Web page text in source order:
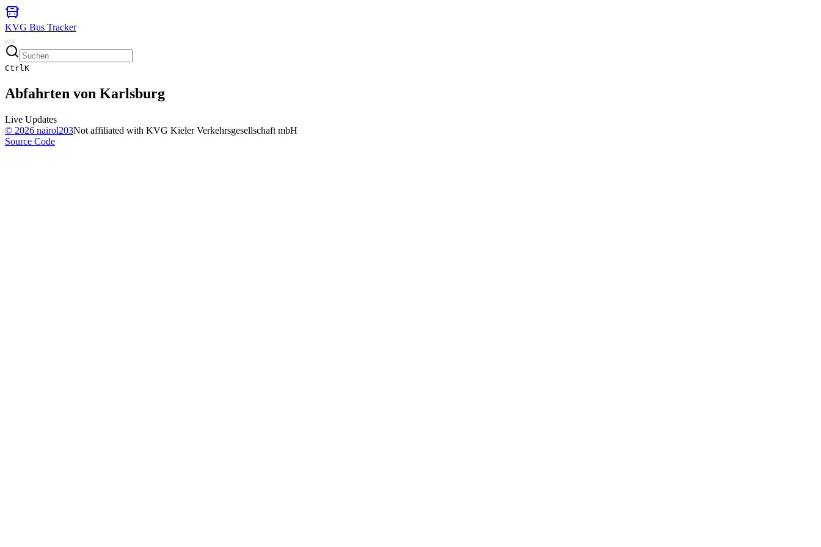
KVG Bus Tracker
CtrlK
Abfahrten von Karlsburg
Live Updates
© 2026 nairol203Not affiliated with KVG Kieler Verkehrsgesellschaft mbH
Source Code